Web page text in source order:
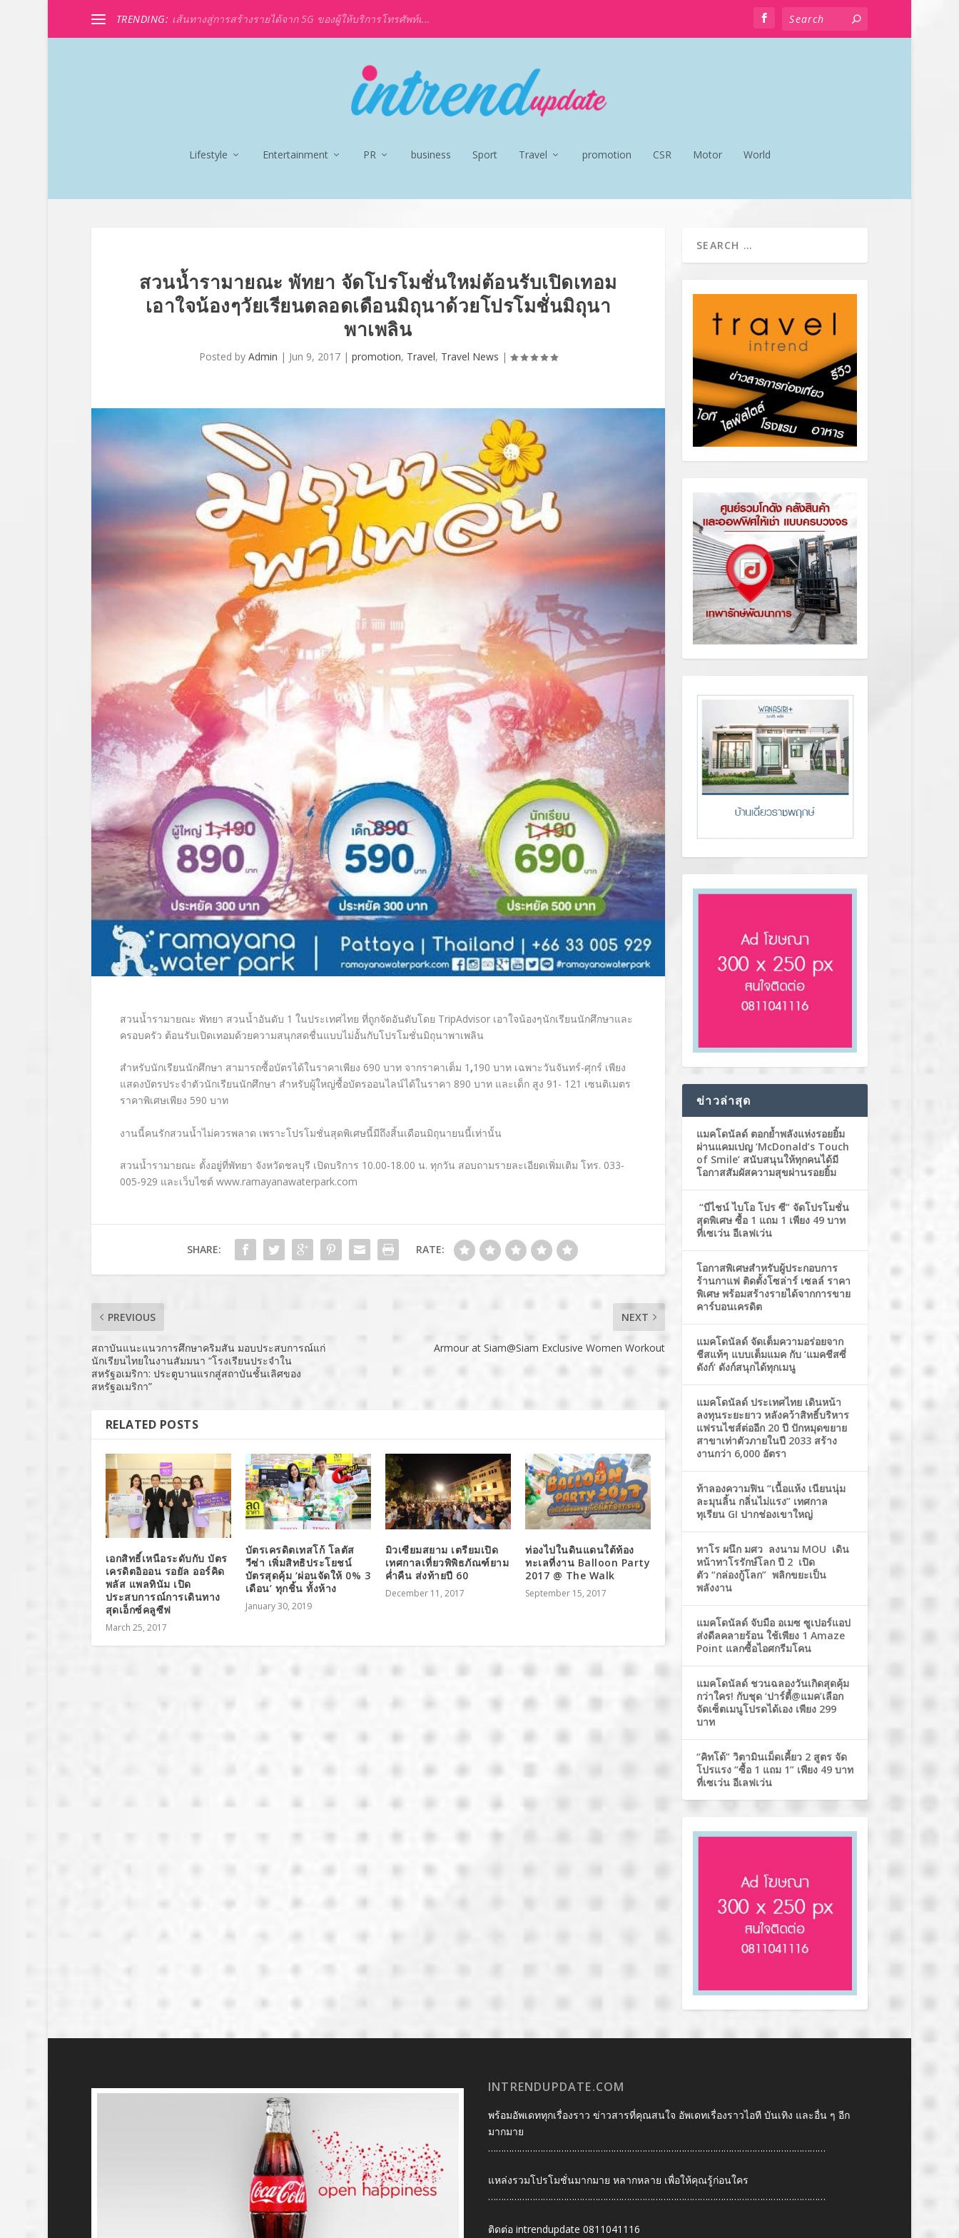
TRENDING: เส้นทางสู่การสร้างรายได้จาก 5G ของผู้ให้บริการโทรศัพท์เ...
Lifestyle Entertainment PR business Sport Travel promotion CSR Motor World
สวนน้ำรามายณะ พัทยา จัดโปรโมชั่นใหม่ต้อนรับเปิดเทอม
เอาใจน้องๆวัยเรียนตลอดเดือนมิถุนาด้วยโปรโมชั่นมิถุนา
พาเพลิน
Posted by Admin | Jun 9, 2017| promotion, Travel, Travel News |
สวนน้ำรามายณะ พัทยา สวนน้ำอันดับ 1 ในประเทศไทย ที่ถูกจัดอันดับโดย TripAdvisor เอาใจน้องๆนักเรียนนักศึกษาและ
ครอบครัว ต้อนรับเปิดเทอมด้วยความสนุกสดชื่นแบบไม่อั้นกับโปรโมชั่นมิถุนาพาเพลิน
สำหรับนักเรียนนักศึกษา สามารถซื้อบัตรได้ในราคาเพียง 690 บาท จากราคาเต็ม 1 ,190 บาท เฉพาะวันจันทร์-ศุกร์ เพียง
แสดงบัตรประจำตัวนักเรียนนักศึกษา สำหรับผู้ใหญ่ซื้อบัตรออนไลน์ได้ในราคา 890 บาท และเด็ก สูง 91- 121 เซนติเมตร
ราคาพิเศษเพียง 590 บาท
งานนี้คนรักสวนน้ำไม่ควรพลาด เพราะโปรโมชั่นสุดพิเศษนี้มีถึงสิ้นเดือนมิถุนายนนี้เท่านั้น
สวนน้ำรามายณะ ตั้งอยู่ที่พัทยา จังหวัดชลบุรี เปิดบริการ 10.00-18.00 น. ทุกวัน สอบถามรายละเอียดเพิ่มเติม โทร. 033-
005-929 และเว็บไซต์ www.ramayanawaterpark.com
SHARE: RATE:
PREVIOUS
สถาบันแนะแนวการศึกษาคริมสัน มอบประสบการณ์แก่
นักเรียนไทยในงานสัมมนา “โรงเรียนประจำใน
สหรัฐอเมริกา: ประตูบานแรกสู่สถาบันชั้นเลิศของ
สหรัฐอเมริกา”
NEXT
Armour at Siam@Siam Exclusive Women Workout
RELATED POSTS
เอกสิทธิ์เหนือระดับกับ บัตร
เครดิตอิออน รอยัล ออร์คิด
พลัส แพลทินัม เปิด
ประสบการณ์การเดินทาง
สุดเอ็กซ์คลูซีฟ
March 25, 2017
บัตรเครดิตเทสโก้ โลตัส
วีซ่า เพิ่มสิทธิประโยชน์
บัตรสุดคุ้ม ‘ผ่อนจัดให้ 0% 3
เดือน’ ทุกชิ้น ทั้งห้าง
January 30, 2019
มิวเซียมสยาม เตรียมเปิด
เทศกาลเที่ยวพิพิธภัณฑ์ยาม
ค่ำคืน ส่งท้ายปี 60
December 11, 2017
ท่องไปในดินแดนใต้ท้อง
ทะเลที่งาน Balloon Party
2017 @ The Walk
September 15, 2017
ข่าวล่าสุด
แมคโดนัลด์ ตอกย้ำพลังแห่งรอยยิ้ม
ผ่านแคมเปญ ‘McDonald’s Touch
of Smile’ สนับสนุนให้ทุกคนได้มี
โอกาสสัมผัสความสุขผ่านรอยยิ้ม
“บีไชน์ ไบโอ โปร ซี” จัดโปรโมชั่น
สุดพิเศษ ซื้อ 1 แถม 1 เพียง 49 บาท
ที่เซเว่น อีเลฟเว่น
โอกาสพิเศษสำหรับผู้ประกอบการ
ร้านกาแฟ ติดตั้งโซล่าร์ เซลล์ ราคา
พิเศษ พร้อมสร้างรายได้จากการขาย
คาร์บอนเครดิต
แมคโดนัลด์ จัดเต็มความอร่อยจาก
ชีสแท้ๆ แบบเต็มแมค กับ ‘แมคชีสซี่
ดังก์’ ดังก์สนุกได้ทุกเมนู
แมคโดนัลด์ ประเทศไทย เดินหน้า
ลงทุนระยะยาว หลังคว้าสิทธิ์บริหาร
แฟรนไชส์ต่ออีก 20 ปี ปักหมุดขยาย
สาขาเท่าตัวภายในปี 2033 สร้าง
งานกว่า 6,000 อัตรา
ท้าลองความฟิน “เนื้อแห้ง เนียนนุ่ม
ละมุนลิ้น กลิ่นไม่แรง” เทศกาล
ทุเรียน GI ปากช่องเขาใหญ่
ทาโร ผนึก มศว ลงนาม MOU เดิน
หน้าทาโรรักษ์โลก ปี 2 เปิด
ตัว “กล่องกู้โลก” พลิกขยะเป็น
พลังงาน
แมคโดนัลด์ จับมือ อเมซ ซูเปอร์แอป
ส่งดีลคลายร้อน ใช้เพียง 1 Amaze
Point แลกซื้อไอศกรีมโคน
แมคโดนัลด์ ชวนฉลองวันเกิดสุดคุ้ม
กว่าใคร! กับชุด ‘ปาร์ตี้@แมค’เลือก
จัดเซ็ตเมนูโปรดได้เอง เพียง 299
บาท
“คิทโด้” วิตามินเม็ดเคี้ยว 2 สูตร จัด
โปรแรง “ซื้อ 1 แถม 1” เพียง 49 บาท
ที่เซเว่น อีเลฟเว่น
INTRENDUPDATE.COM
พร้อมอัพเดททุกเรื่องราว ข่าวสารที่คุณสนใจ อัพเดทเรื่องราวไอที บันเทิง และอื่น ๆ อีก
มากมาย
…………………………………………………………………………………………………………………
แหล่งรวมโปรโมชั่นมากมาย หลากหลาย เพื่อให้คุณรู้ก่อนใคร
…………………………………………………………………………………………………………………
ติดต่อ intrendupdate 0811041116